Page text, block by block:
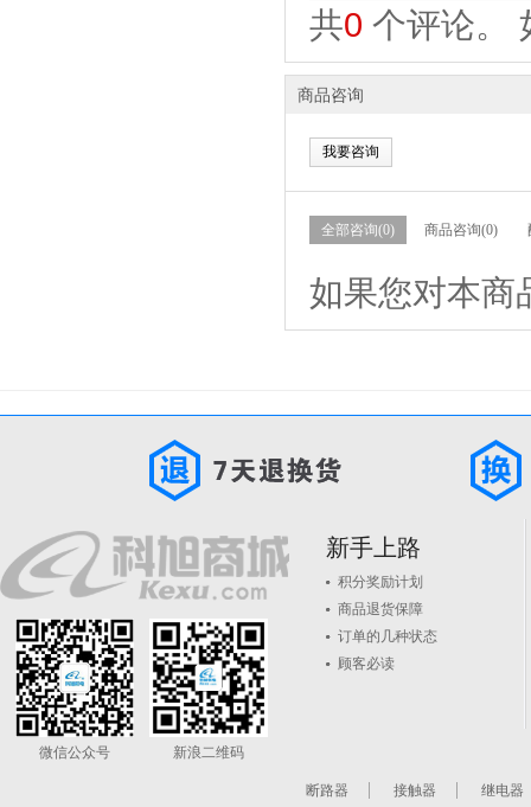
共0 个评论。
商品咨询
我要咨询
全部咨询(0) 商品咨询(0)
如果您对本商
微信公众号 新浪二维码
新手上路
积分奖励计划
商品退货保障
订单的几种状态
顾客必读
断路器 接触器 继电器